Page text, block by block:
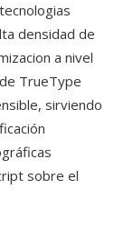
densidad de
a nivel
TrueType
sirviendo
sobre el